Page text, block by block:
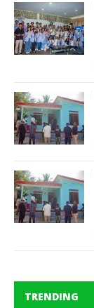
TRENDING